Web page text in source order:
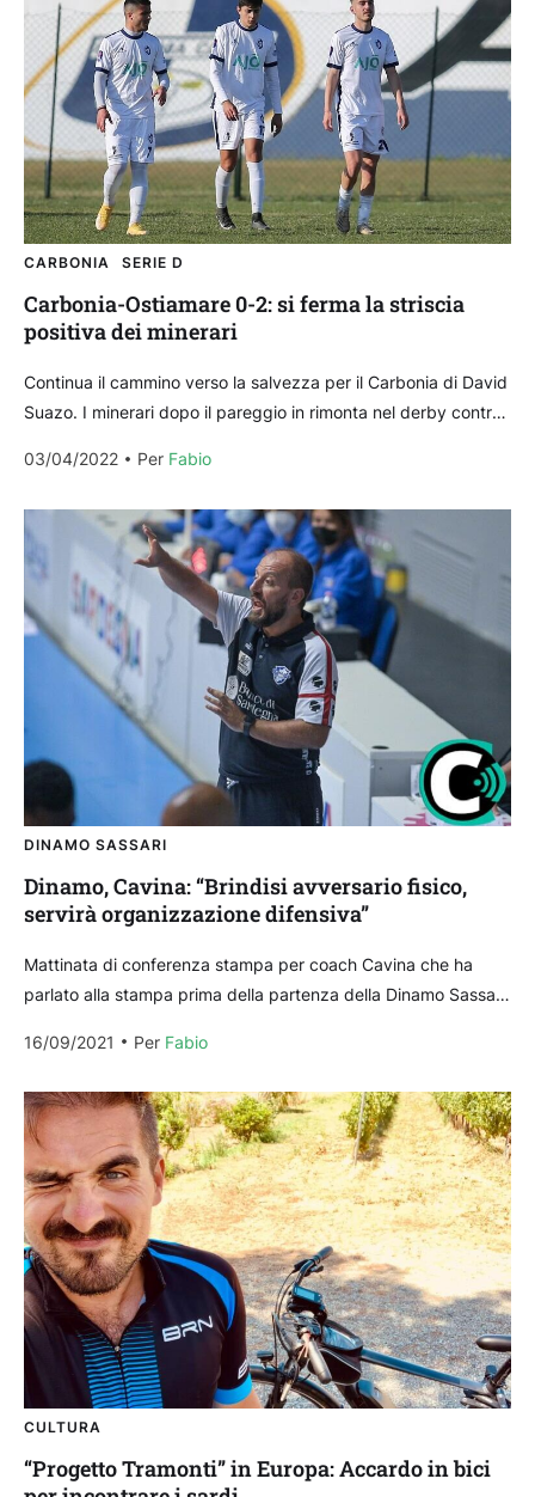
CARBONIA SERIE D
Carbonia-Ostiamare 0-2: si ferma la striscia
positiva dei minerari
Continua il cammino verso la salvezza per il Carbonia di David
Suazo. I minerari dopo il pareggio in rimonta nel derby contro
03/04/2022
Per Fabio
DINAMO SASSARI
Dinamo, Cavina: “Brindisi avversario fisico,
servirà organizzazione difensiva”
Mattinata di conferenza stampa per coach Cavina che ha
parlato alla stampa prima della partenza della Dinamo Sassari,
16/09/2021
Per Fabio
CULTURA
“Progetto Tramonti” in Europa: Accardo in bici